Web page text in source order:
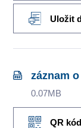
Uložit
záznam
0.07MB
QR kód